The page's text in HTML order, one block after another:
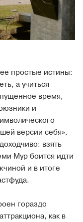
простые истины:
а учиться
время,
и
версии себя».
взять
Мур боится идти
и в итоге
гораздо
как в